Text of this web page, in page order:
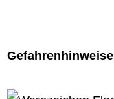
Gefahrenhinweise